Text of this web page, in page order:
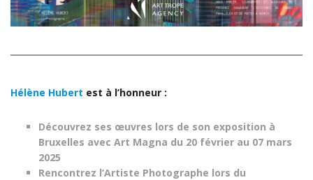
Hélène Hubert est à l’honneur :
Découvrez ses œuvres lors de son exposition à
Bruxelles avec Art Magna du 20 février au 07 mars
2025
Rencontrez l’Artiste Photographe lors du